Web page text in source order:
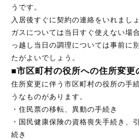
うです。
入居後すぐに契約の連絡をいれましょ
ガスについては当日すぐ使えない場
っ越し当日の調理については事前に
たがよいでしょう。
■市区町村の役所への住所変更
住所変更に伴う市区町村の役所の手
うなものがあります。
・住民票の移転、異動の手続き
・国民健康保険の資格喪失手続き、
続き